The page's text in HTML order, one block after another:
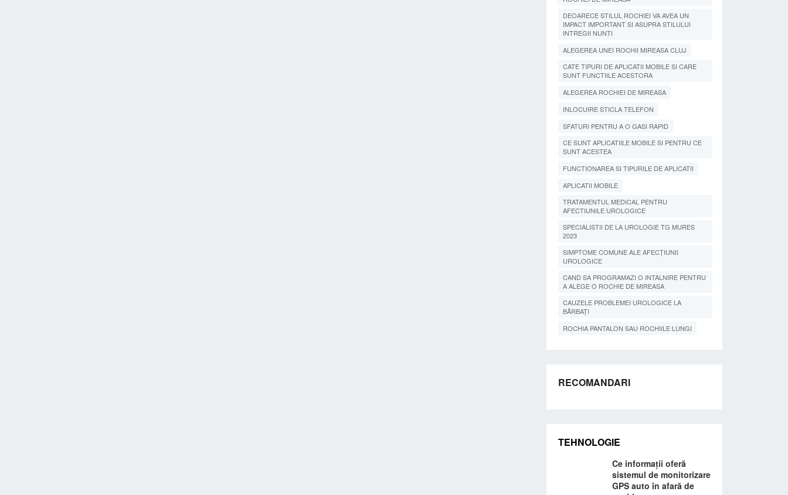
DEOARECE STILUL ROCHIEI VA AVEA UN
IMPACT IMPORTANT SI ASUPRA STILULUI
INTREGII NUNTI
ALEGEREA UNEI ROCHII MIREASA CLUJ
CATE TIPURI DE APLICATII MOBILE SI CARE
SUNT FUNCTIILE ACESTORA
ALEGEREA ROCHIEI DE MIREASA
INLOCUIRE STICLA TELEFON
SFATURI PENTRU A O GASI RAPID
CE SUNT APLICATIILE MOBILE SI PENTRU CE
SUNT ACESTEA
FUNCTIONAREA SI TIPURILE DE APLICATII
APLICATII MOBILE
TRATAMENTUL MEDICAL PENTRU
AFECTIUNILE UROLOGICE
SPECIALISTII DE LA UROLOGIE TG MURES
2023
SIMPTOME COMUNE ALE AFECȚIUNII
UROLOGICE
CAND SA PROGRAMAZI O INTALNIRE PENTRU
A ALEGE O ROCHIE DE MIREASA
CAUZELE PROBLEMEI UROLOGICE LA
BĂRBAȚI
ROCHIA PANTALON SAU ROCHIILE LUNGI
RECOMANDARI
TEHNOLOGIE
Ce informații oferă
sistemul de monitorizare
GPS auto în afară de